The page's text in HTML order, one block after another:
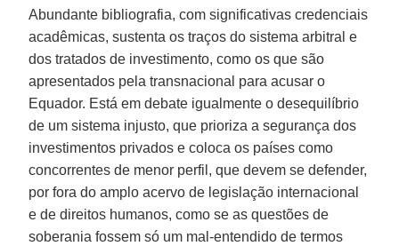
Abundante bibliografia, com significativas credenciais
acadêmicas, sustenta os traços do sistema arbitral e
dos tratados de investimento, como os que são
apresentados pela transnacional para acusar o
Equador. Está em debate igualmente o desequilíbrio
de um sistema injusto, que prioriza a segurança dos
investimentos privados e coloca os países como
concorrentes de menor perfil, que devem se defender,
por fora do amplo acervo de legislação internacional
e de direitos humanos, como se as questões de
soberania fossem só um mal-entendido de termos